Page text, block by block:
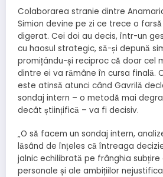
Colaborarea stranie dintre
Simion devine pe zi ce trece o
digerat. Cei doi au decis, într-un
cu haosul strategic, să-și depună
promițându-și reciproc că doar cel
dintre ei va rămâne în cursa finală.
este atinsă atunci când Gavrilă
sondaj intern – o metodă mai
decât științifică – va fi decisiv.
„O să facem un sondaj intern,
lăsând de înțeles că întreaga
jalnic echilibrată pe frânghia
personale și ale ambițiilor